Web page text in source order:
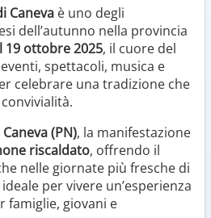
Caneva è uno degli
dell’autunno nella provincia
19 ottobre 2025, il cuore del
spettacoli, musica e
celebrare una tradizione che
(PN), la manifestazione
riscaldato, offrendo il
nelle giornate più fresche di
per vivere un’esperienza
famiglie, giovani e